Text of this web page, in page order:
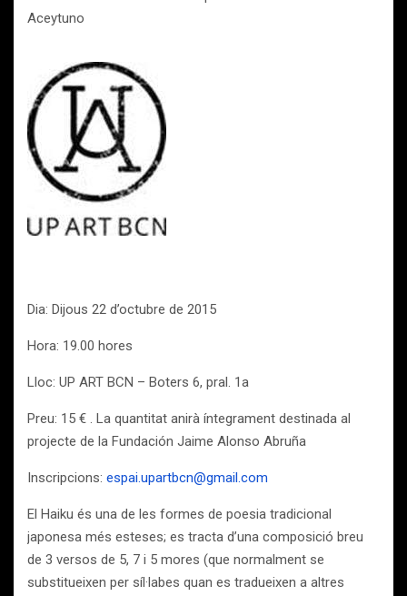
Aceytuno
Dia: Dijous 22 d’octubre de 2015
Hora: 19.00 hores
Lloc: UP ART BCN – Boters 6, pral. 1a
Preu: 15 € . La quantitat anirà íntegrament destinada al
projecte de la Fundación Jaime Alonso Abruña
Inscripcions: espai.upartbcn@gmail.com
El Haiku és una de les formes de poesia tradicional
japonesa més esteses; es tracta d’una composició breu
de 3 versos de 5, 7 i 5 mores (que normalment se
substitueixen per síl·labes quan es tradueixen a altres